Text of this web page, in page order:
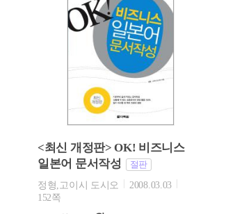
<최신 개정판> OK! 비즈니스
일본어 문서작성
절판
정형,고이시 도시오
2008.03.03
152쪽